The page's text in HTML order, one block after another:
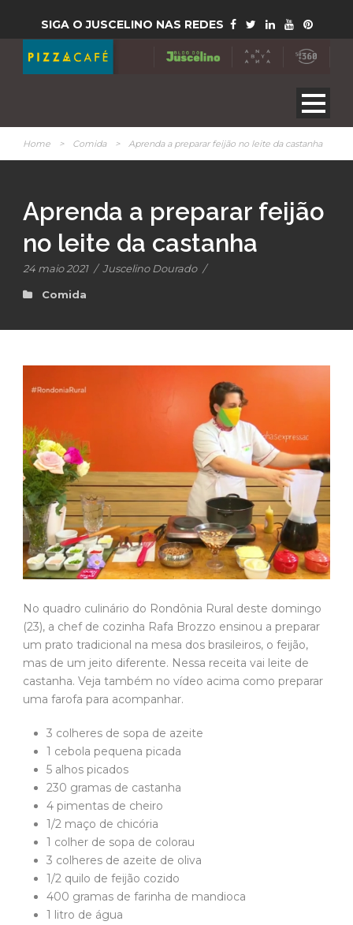
SIGA O JUSCELINO NAS REDES
Home > Comida > Aprenda a preparar feijão no leite da castanha
Aprenda a preparar feijão
no leite da castanha
24 maio 2021 / Juscelino Dourado /
Comida
No quadro culinário do Rondônia Rural deste domingo
(23), a chef de cozinha Rafa Brozzo ensinou a preparar
um prato tradicional na mesa dos brasileiros, o feijão,
mas de um jeito diferente. Nessa receita vai leite de
castanha. Veja também no vídeo acima como preparar
uma farofa para acompanhar.
3 colheres de sopa de azeite
1 cebola pequena picada
5 alhos picados
230 gramas de castanha
4 pimentas de cheiro
1/2 maço de chicória
1 colher de sopa de colorau
3 colheres de azeite de oliva
1/2 quilo de feijão cozido
400 gramas de farinha de mandioca
1 litro de água